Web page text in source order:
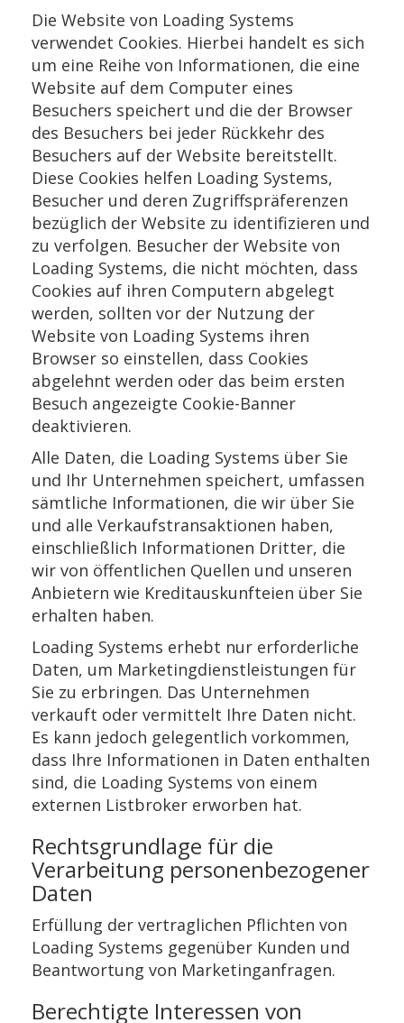
Die Website von Loading Systems
verwendet Cookies. Hierbei handelt es sich
um eine Reihe von Informationen, die eine
Website auf dem Computer eines
Besuchers speichert und die der Browser
des Besuchers bei jeder Rückkehr des
Besuchers auf der Website bereitstellt.
Diese Cookies helfen Loading Systems,
Besucher und deren Zugriffspräferenzen
bezüglich der Website zu identifizieren und
zu verfolgen. Besucher der Website von
Loading Systems, die nicht möchten, dass
Cookies auf ihren Computern abgelegt
werden, sollten vor der Nutzung der
Website von Loading Systems ihren
Browser so einstellen, dass Cookies
abgelehnt werden oder das beim ersten
Besuch angezeigte Cookie-Banner
deaktivieren.
Alle Daten, die Loading Systems über Sie
und Ihr Unternehmen speichert, umfassen
sämtliche Informationen, die wir über Sie
und alle Verkaufstransaktionen haben,
einschließlich Informationen Dritter, die
wir von öffentlichen Quellen und unseren
Anbietern wie Kreditauskunfteien über Sie
erhalten haben.
Loading Systems erhebt nur erforderliche
Daten, um Marketingdienstleistungen für
Sie zu erbringen. Das Unternehmen
verkauft oder vermittelt Ihre Daten nicht.
Es kann jedoch gelegentlich vorkommen,
dass Ihre Informationen in Daten enthalten
sind, die Loading Systems von einem
externen Listbroker erworben hat.
Rechtsgrundlage für die
Verarbeitung personenbezogener
Daten
Erfüllung der vertraglichen Pflichten von
Loading Systems gegenüber Kunden und
Beantwortung von Marketinganfragen.
Berechtigte Interessen von